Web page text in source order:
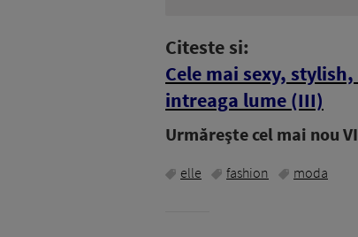
Citeste si:
Cele mai sexy,
intreaga lume (III)
Urmăreşte cel mai nou
elle fashion moda